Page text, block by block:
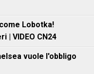
Lobotka!
| VIDEO CN24
vuole l'obbligo